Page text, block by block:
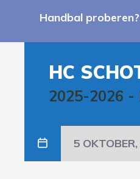
Handbal proberen?
HC
2025-2026 -
5